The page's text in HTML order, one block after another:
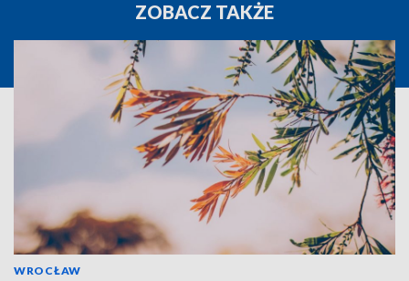
ZOBACZ TAKŻE
WROCŁAW